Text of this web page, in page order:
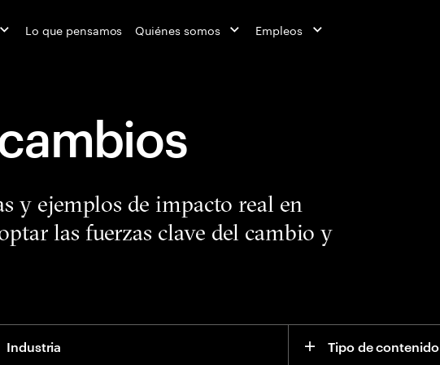
Lo que pensamos Quiénes somos Empleos
y ejemplos de impacto real en
las fuerzas clave del cambio y
Industria Tipo de contenido